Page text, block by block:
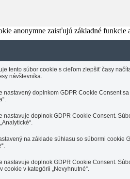
anonymne zaisťujú základné funkcie
tento súbor cookie s cieľom zlepšiť časy
návštevníka.
nastavený doplnkom GDPR Cookie Consent
nastavuje doplnok GDPR Cookie Consent.
na základe súhlasu so súbormi cookie
nastavuje doplnok GDPR Cookie Consent.
cookie v kategórii „Nevyhnutné“.